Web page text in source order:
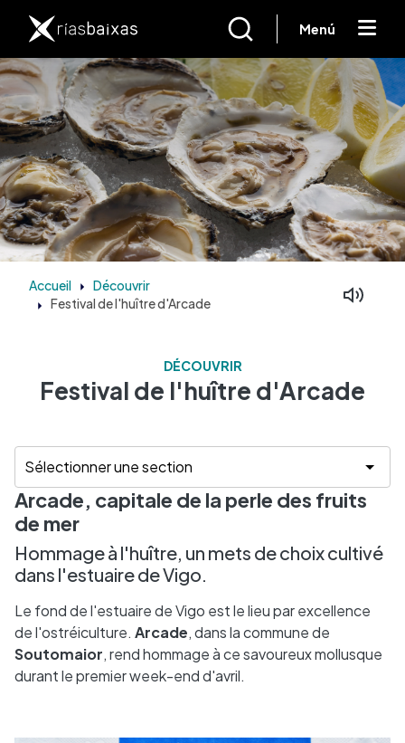
Menú
Accueil Découvrir
Festival de l'huître d'Arcade
DÉCOUVRIR
Festival de l'huître d'Arcade
Arcade, capitale de la perle des fruits
de mer
Hommage à l'huître, un mets de choix cultivé
dans l'estuaire de Vigo.
Le fond de l'estuaire de Vigo est le lieu par excellence
de l'ostréiculture. Arcade, dans la commune de
Soutomaior, rend hommage à ce savoureux mollusque
durant le premier week-end d'avril.